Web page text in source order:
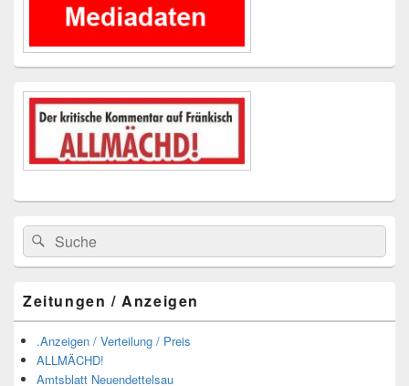
Suchen
nach:
Suchen
Zeitungen / Anzeigen
.Anzeigen / Verteilung / Preis
ALLMÄCHD!
Amtsblatt Neuendettelsau